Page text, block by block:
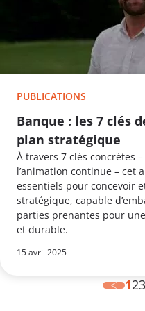
PUBLICATIONS
Banque : les 7 clés
plan stratégique
À travers 7 clés concrètes
l’animation continue – cet
essentiels pour concevoir
stratégique, capable
parties prenantes pour
et durable.
15 avril 2025
123